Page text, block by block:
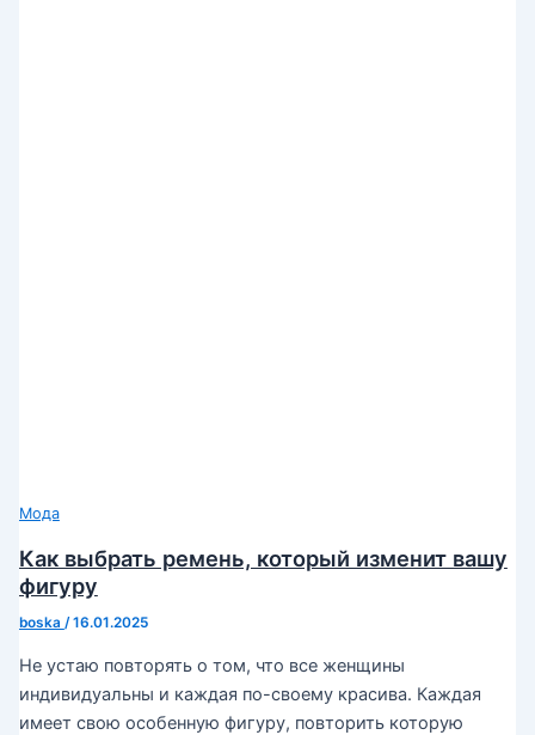
Мода
Как выбрать ремень, который изменит вашу
фигуру
boska /16.01.2025
Не устаю повторять о том, что все женщины
индивидуальны и каждая по-своему красива. Каждая
имеет свою особенную фигуру, повторить которую